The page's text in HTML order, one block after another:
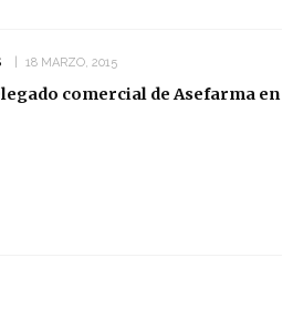
18 MARZO, 2015
comercial de Asefarma en